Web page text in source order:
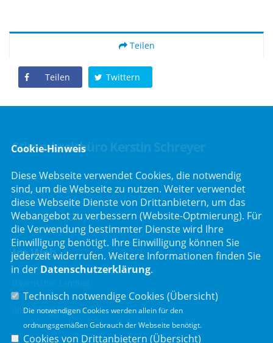
Teilen
Teilen Twittern
Stimmkreisbüro Kerstin Schreyer
Parkstraße 19
82008 Unterhaching
Telefon :089/66557816
Telefax : 089/66557818
Im Web
CSU Fraktion
Anmeldung Rundmail
Cookie-Hinweis
Diese Webseite verwendet Cookies, die notwendig
sind, um die Webseite zu nutzen. Weiter verwendet
diese Webseite Dienste von Drittanbietern, um das
Webangebot zu verbessern (Website-Optmierung). Für
die Verwendung bestimmter Dienste wird Ihre
Einwilligung benötigt. Ihre Einwilligung können Sie
jederzeit widerrufen. Weitere Informationen finden Sie
in der Datenschutzerklärung.
Technisch notwendige Cookies (Übersicht)
Die notwendigen Cookies werden allein für den
ordnungsgemäßen Gebrauch der Webseite benötigt.
Cookies von Drittanbietern (Übersicht)